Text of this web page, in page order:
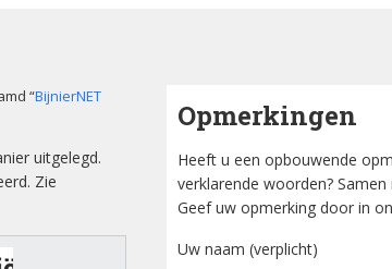
“BijnierNET
uitgelegd.
Zie
Opmerkingen
Heeft u een opbouwende
verklarende woorden?
Geef uw opmerking door in
Uw naam (verplicht)